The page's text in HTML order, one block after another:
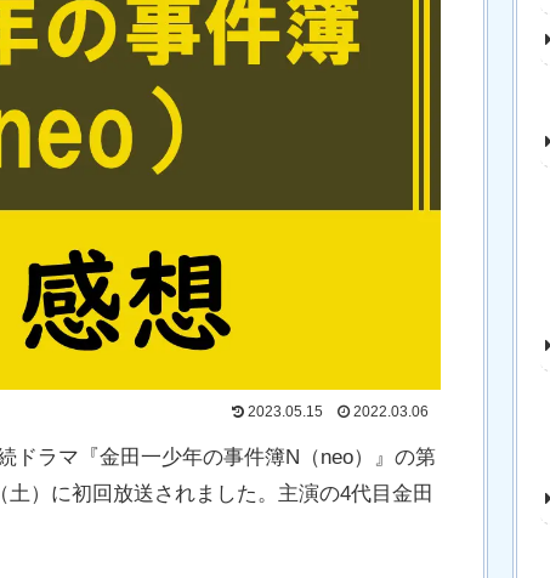
2023.05.15 2022.03.06
ドラマ『金田一少年の事件簿N（neo）』の第
）に初回放送されました。主演の4代目金田